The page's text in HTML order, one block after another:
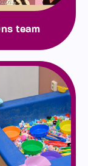
team